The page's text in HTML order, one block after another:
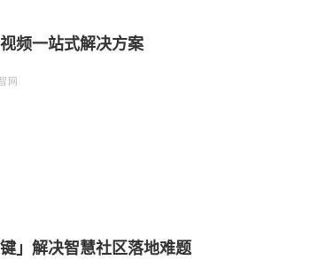
频一站式解决方案
网
」解决智慧社区落地难题